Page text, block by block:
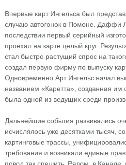
Впервые карт Ингельса был
случаю автогонок в Помоне. Даффи
последствии первый серийный
проехал на карте целый круг.
стал быстро растущий спрос на
создал первую фирму по выпуску
Одновременно Арт Ингельс начал
названием «Каретта», созданная
была одной из ведущих среди
Дальнейшие события развивались
исчислялось уже десятками тысяч,
картинговые трассы,
требования и возникали единые